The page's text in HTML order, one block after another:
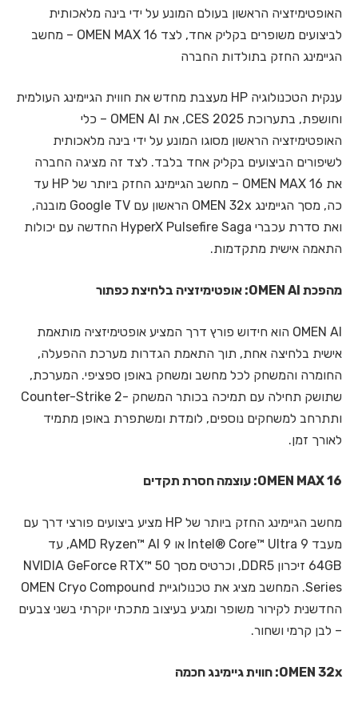
האופטימיזציה הראשון בעולם המונע על ידי בינה מלאכותית
לביצועים משופרים בקליק אחד, לצד OMEN MAX 16 – מחשב
הגיימינג החזק בתולדות החברה
ענקית הטכנולוגיה HP מעצבת מחדש את חווית הגיימינג העולמית
וחושפת, בתערוכת CES 2025, את OMEN AI – כלי
האופטימיזציה הראשון מסוגו המונע על ידי בינה מלאכותית
לשיפורים הביצועים בקליק אחד בלבד. לצד זה מציגה החברה
את OMEN MAX 16 – מחשב הגיימינג החזק ביותר של HP עד
כה, מסך הגיימינג OMEN 32x הראשון עם Google TV מובנה,
ואת סדרת עכברי HyperX Pulsefire Saga החדשה עם יכולות
התאמה אישית מתקדמות.
מהפכת OMEN AI: אופטימיזציה בלחיצת כפתור
OMEN AI הוא חידוש פורץ דרך המציע אופטימיזציה מותאמת
אישית בלחיצה אחת, תוך התאמת הגדרות מערכת ההפעלה,
החומרה והמשחק לכל מחשב ומשחק באופן ספציפי. המערכת,
שתושק תחילה עם תמיכה בכותר המשחק -Counter-Strike 2
ותתרחב למשחקים נוספים, לומדת ומשתפרת באופן מתמיד
לאורך זמן.
OMEN MAX 16: עוצמה חסרת תקדים
מחשב הגיימינג החזק ביותר של HP מציע ביצועים פורצי דרך עם
מעבד Intel® Core™ Ultra 9 או AMD Ryzen™ AI 9, עד
64GB זיכרון DDR5, וכרטיס מסך NVIDIA GeForce RTX™ 50
Series. המחשב מציג את טכנולוגיית OMEN Cryo Compound
החדשנית לקירור משופר ומגיע בעיצוב מתכתי יוקרתי בשני צבעים
– לבן קרמי ושחור.
OMEN 32x: חווית גיימינג חכמה